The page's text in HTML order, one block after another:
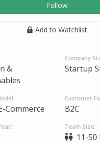
Follow
Add to Watchlist
&
Company
Startup
Commerce
Customer
B2C
Team Size:
11-50